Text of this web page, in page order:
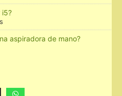
i5?
aspiradora de mano?